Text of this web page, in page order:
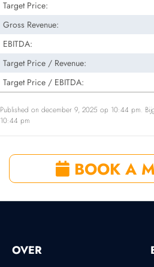
Target Price:
Gross Revenue:
EBITDA:
Target Price / Revenue:
Target Price / EBITDA:
Published on december 9, 2025 op 10:44 pm.
10:44 pm
BOOK A
OVER